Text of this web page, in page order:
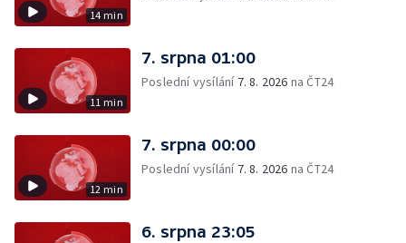
14 min
11 min
7. srpna 01:00
Poslední vysílání 7. 8. 2026 na ČT24
12 min
7. srpna 00:00
Poslední vysílání 7. 8. 2026 na ČT24
6. srpna 23:05